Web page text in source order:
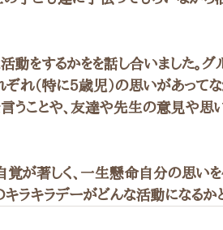
動をするかをを話し合いました。グ
ぞれ（特に５歳児）の思いがあって
言うことや、友達や先生の意見や思
が著しく、一生懸命自分の思いを
キラキラデーがどんな活動になるか